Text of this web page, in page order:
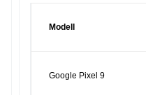
Modell
Google Pixel 9